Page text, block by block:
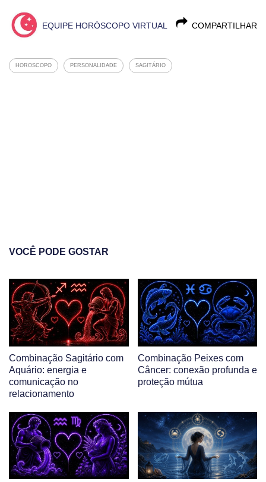
COMPARTILHAR
EQUIPE HORÓSCOPO VIRTUAL
HOROSCOPO PERSONALIDADE SAGITÁRIO
VOCÊ PODE GOSTAR
Combinação Sagitário com
Aquário: energia e
comunicação no
relacionamento
Combinação Peixes com
Câncer: conexão profunda e
proteção mútua